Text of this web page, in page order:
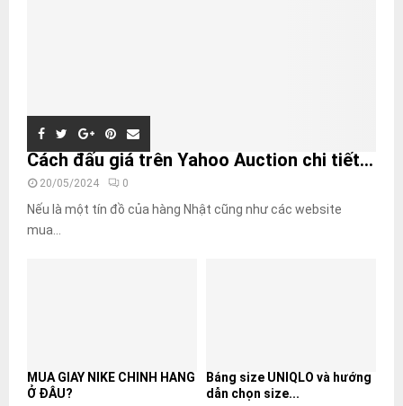
Cách đấu giá trên Yahoo Auction chi tiết...
20/05/2024 0
Nếu là một tín đồ của hàng Nhật cũng như các website
mua...
MUA GIÀY NIKE CHÍNH HÃNG
Ở ĐÂU?
Bảng size UNIQLO và hướng
dẫn chọn size...